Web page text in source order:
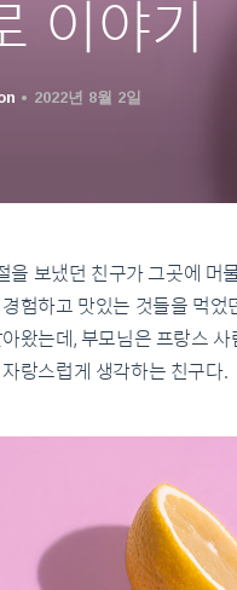
이야기
2022년 8월 2일
보냈던 친구가 그곳에 머
험하고 맛있는 것들을 먹었
왔는데, 부모님은 프랑스
랑스럽게 생각하는 친구다.